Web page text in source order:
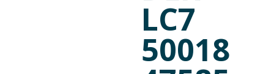
LC7
50018